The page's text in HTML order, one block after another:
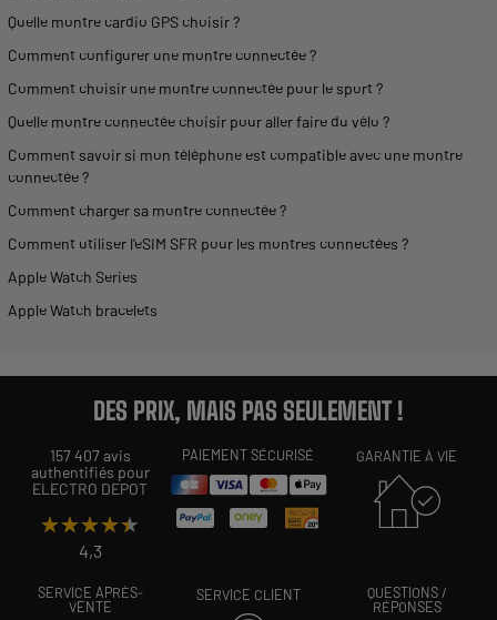
Quelle montre cardio GPS choisir ?
Comment configurer une montre connectée ?
Comment choisir une montre connectée pour le sport?
Quelle montre connectée choisir pour aller faire du vélo ?
Comment savoir si mon téléphone est compatible avec une montre
connectée ?
Comment charger sa montre connectée ?
Comment utiliser l'eSIM SFR pour les montres connectées ?
Apple Watch Series
Apple Watch bracelets
DES PRIX, MAIS PAS SEULEMENT !
157 407 avis
authentifiés pour
ELECTRO DEPOT
★★★★★
★★★★★
4,3
PAIEMENT SÉCURISÉ GARANTIE À VIE
SERVICE APRÈS-
VENTE
SERVICE CLIENT
QUESTIONS /
RÉPONSES